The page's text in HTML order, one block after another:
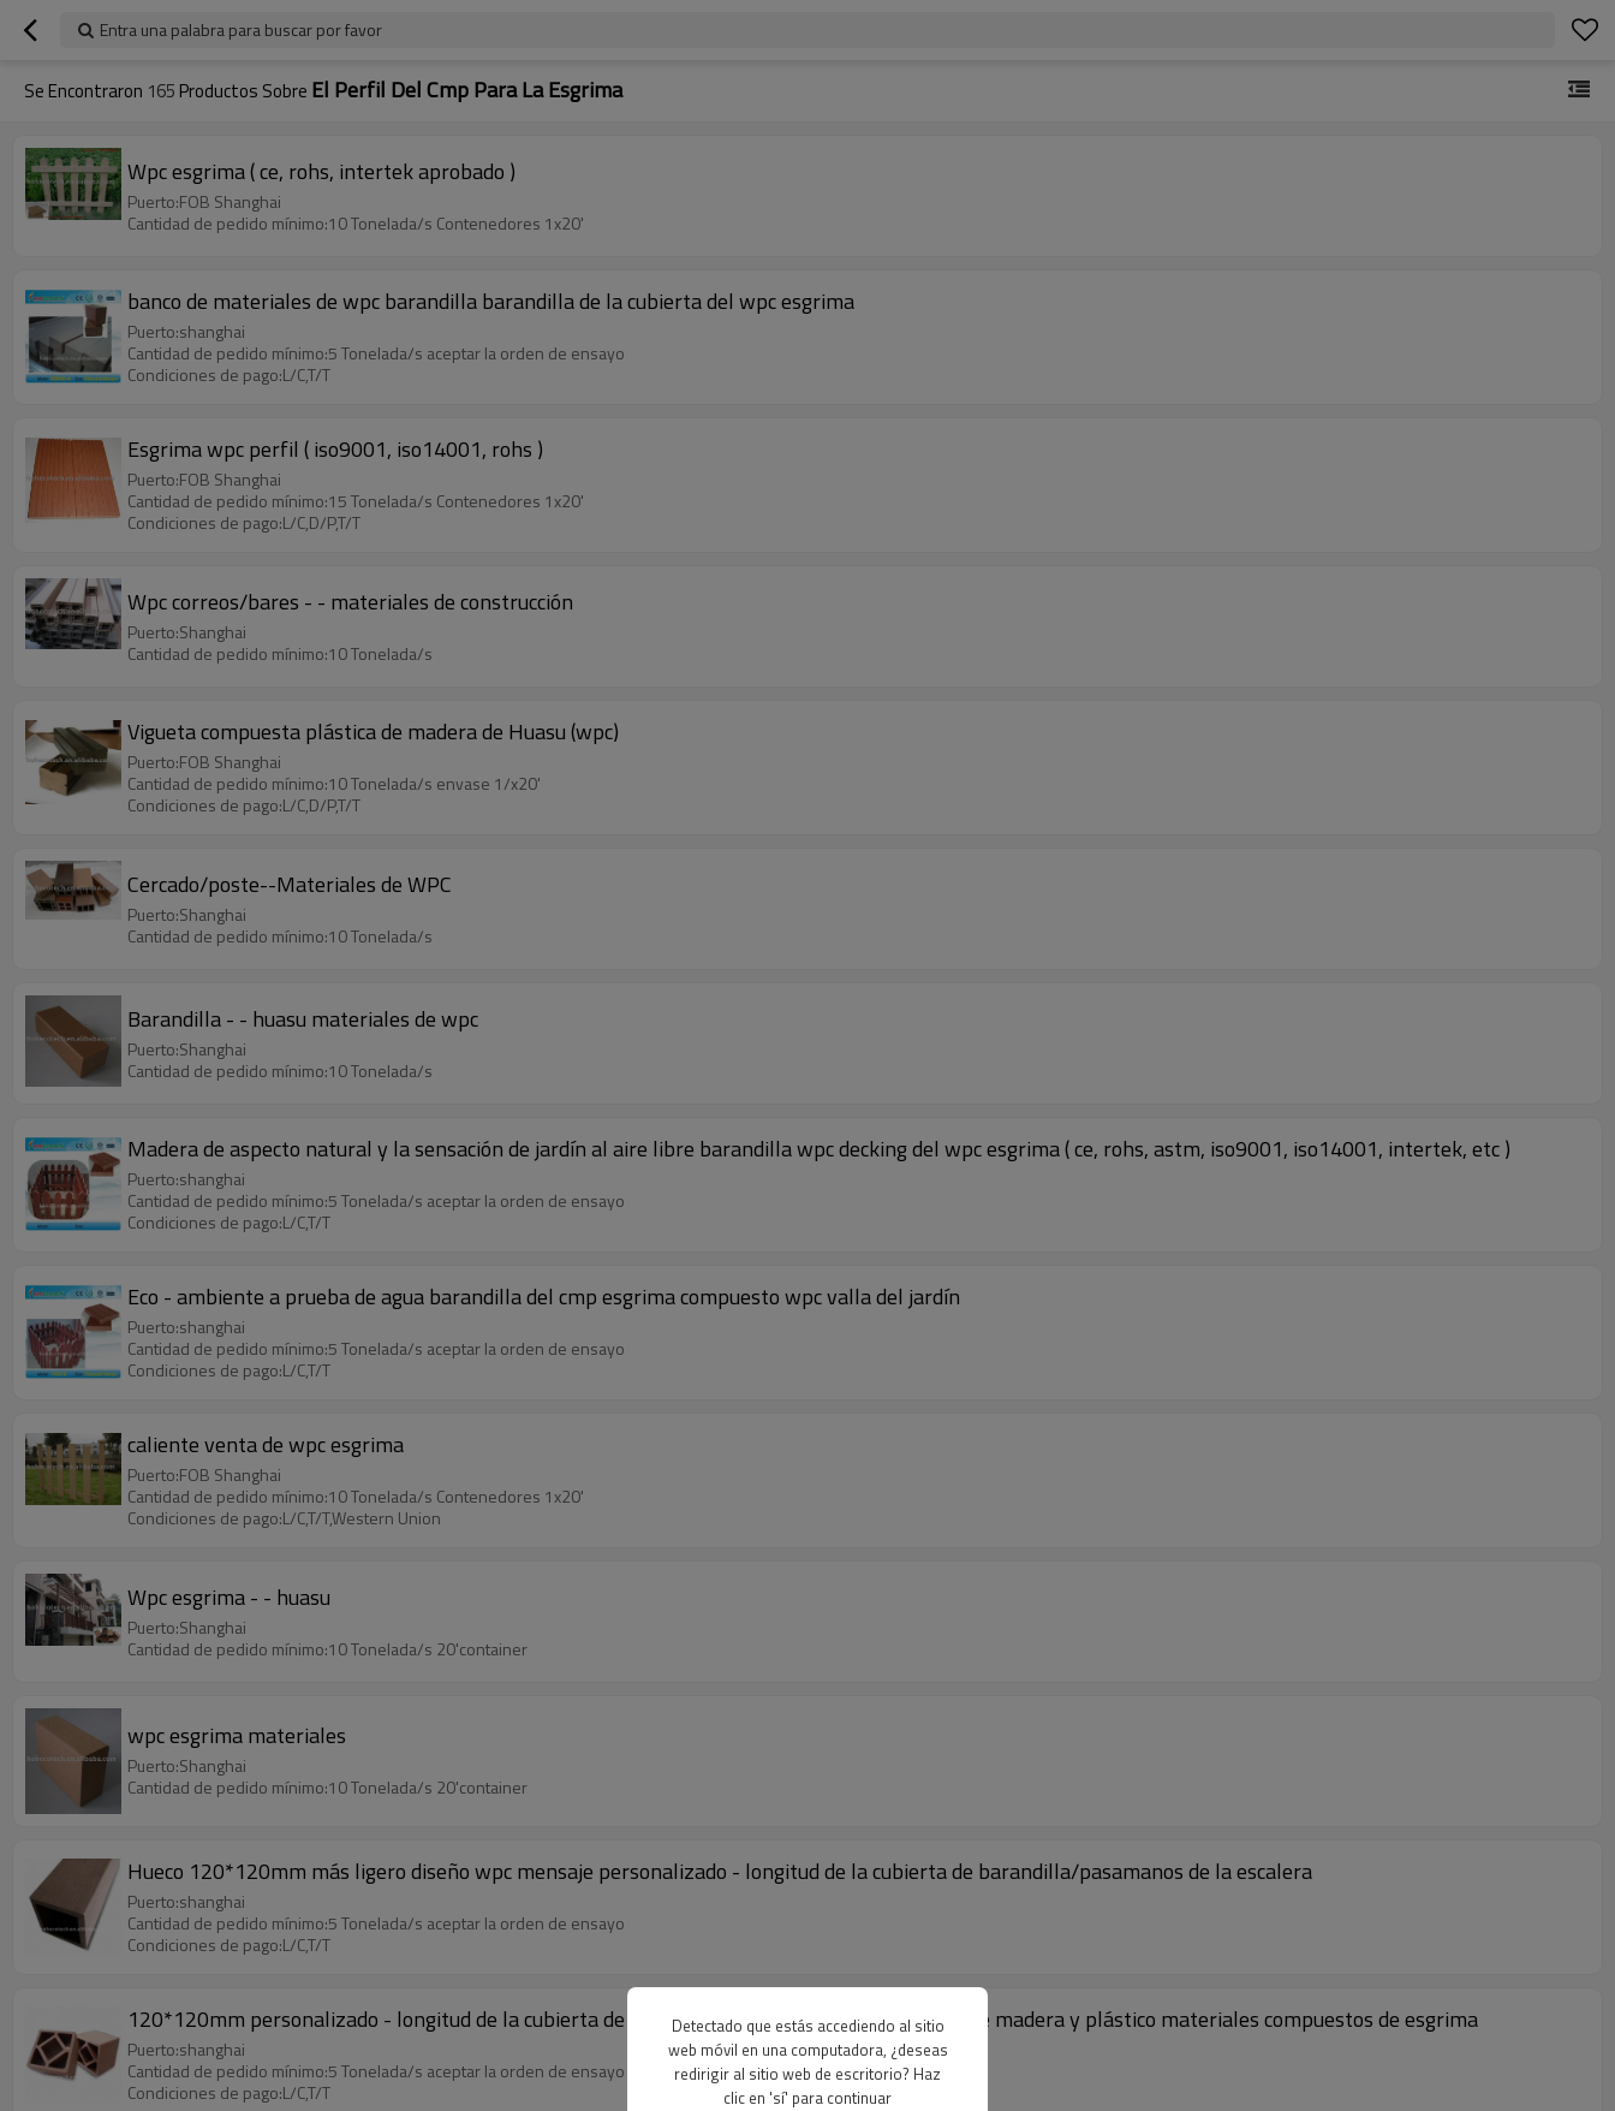
Entra una palabra para buscar por favor
Se Encontraron 165 Productos Sobre El Perfil Del Cmp Para La Esgrima
Wpc esgrima ( ce, rohs, intertek aprobado )
Puerto:FOB Shanghai
Cantidad de pedido mínimo:10 Tonelada/s Contenedores 1x20'
banco de materiales de wpc barandilla barandilla de la cubierta del wpc esgrima
Puerto:shanghai
Cantidad de pedido mínimo:5 Tonelada/s aceptar la orden de ensayo
Condiciones de pago:L/C,T/T
Esgrima wpc perfil ( iso9001, iso14001, rohs )
Puerto:FOB Shanghai
Cantidad de pedido mínimo:15 Tonelada/s Contenedores 1x20'
Condiciones de pago:L/C,D/P,T/T
Wpc correos/bares - - materiales de construcción
Puerto:Shanghai
Cantidad de pedido mínimo:10 Tonelada/s
Vigueta compuesta plástica de madera de Huasu (wpc)
Puerto:FOB Shanghai
Cantidad de pedido mínimo:10 Tonelada/s envase 1/x20'
Condiciones de pago:L/C,D/P,T/T
Cercado/poste--Materiales de WPC
Puerto:Shanghai
Cantidad de pedido mínimo:10 Tonelada/s
Barandilla - - huasu materiales de wpc
Puerto:Shanghai
Cantidad de pedido mínimo:10 Tonelada/s
Madera de aspecto natural y la sensación de jardín al aire libre barandilla wpc decking del wpc esgrima ( ce, rohs, astm, iso9001, iso14001, intertek, etc )
Puerto:shanghai
Cantidad de pedido mínimo:5 Tonelada/s aceptar la orden de ensayo
Condiciones de pago:L/C,T/T
Eco - ambiente a prueba de agua barandilla del cmp esgrima compuesto wpc valla del jardín
Puerto:shanghai
Cantidad de pedido mínimo:5 Tonelada/s aceptar la orden de ensayo
Condiciones de pago:L/C,T/T
caliente venta de wpc esgrima
Puerto:FOB Shanghai
Cantidad de pedido mínimo:10 Tonelada/s Contenedores 1x20'
Condiciones de pago:L/C,T/T,Western Union
Wpc esgrima - - huasu
Puerto:Shanghai
Cantidad de pedido mínimo:10 Tonelada/s 20'container
wpc esgrima materiales
Puerto:Shanghai
Cantidad de pedido mínimo:10 Tonelada/s 20'container
Hueco 120*120mm más ligero diseño wpc mensaje personalizado - longitud de la cubierta de barandilla/pasamanos de la escalera
Puerto:shanghai
Cantidad de pedido mínimo:5 Tonelada/s aceptar la orden de ensayo
Condiciones de pago:L/C,T/T
120*120mm personalizado - longitud de la cubierta de barandilla/pasamanos de la escalera de madera y plástico materiales compuestos de esgrima
Puerto:shanghai
Cantidad de pedido mínimo:5 Tonelada/s aceptar la orden de ensayo
Condiciones de pago:L/C,T/T
Detectado que estás accediendo al sitio
web móvil en una computadora, ¿deseas
redirigir al sitio web de escritorio? Haz
clic en 'sí' para continuar